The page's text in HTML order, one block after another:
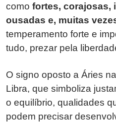
como fortes, corajosas,
ousadas e, muitas
temperamento forte e
tudo, prezar pela
O signo oposto a Áries
Libra, que simboliza
o equilíbrio, qualidades
podem precisar